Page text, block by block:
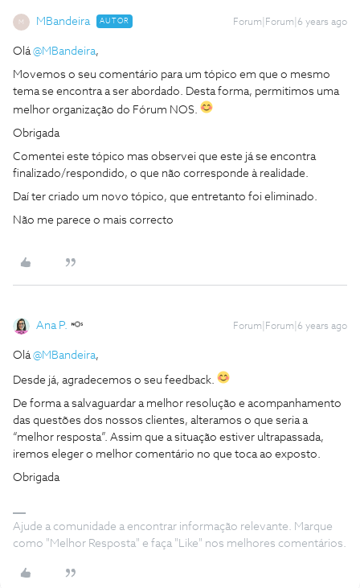
M MBandeira AUTOR Forum|Forum|6 years ago
Olá@MBandeira,
Movemos o seu comentário para um tópico em que o mesmo
tema se encontra a ser abordado. Desta forma, permitimos uma
melhor organização do Fórum NOS.
Obrigada
Comentei este tópico mas observei que este já se encontra
finalizado/respondido, o que não corresponde à realidade.
Daí ter criado um novo tópico, que entretanto foi eliminado.
Não me parece o mais correcto
Ana P. Forum|Forum|6 years ago
Olá@MBandeira,
Desde já, agradecemos o seu feedback.
De forma a salvaguardar a melhor resolução e acompanhamento
das questões dos nossos clientes, alteramos o que seria a
“melhor resposta”. Assim que a situação estiver ultrapassada,
iremos eleger o melhor comentário no que toca ao exposto.
Obrigada
Ajude a comunidade a encontrar informação relevante. Marque
como "Melhor Resposta" e faça "Like" nos melhores comentários.